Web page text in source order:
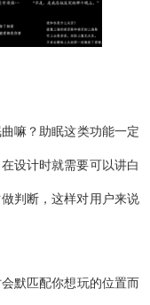
嘛？助眠这类功能一定
设计时就需要可以讲白
判断，这样对用户来说
默匹配你想玩的位置而